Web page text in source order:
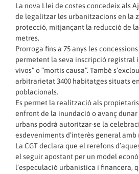
La nova Llei de costes concedeix als
de legalitzar les urbanitzacions en la
protecció, mitjançant la reducció de
metres.
Prorroga fins a 75 anys les
permetent la seva inscripció registral
vivos” o “mortis causa”. També
arbitrarietat 3400 habitatges situats
poblacionals.
Es permet la realització als propietaris
enfront de la inundació o avanç
urbans podrà autoritzar-se la
esdeveniments d’interès general
La CGT declara que el rerefons
el seguir apostant per un model
l’especulació urbanística i financera,